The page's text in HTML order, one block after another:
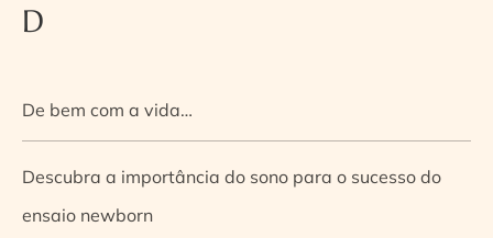
D
De bem com a vida…
Descubra a importância do sono para o sucesso do
ensaio newborn